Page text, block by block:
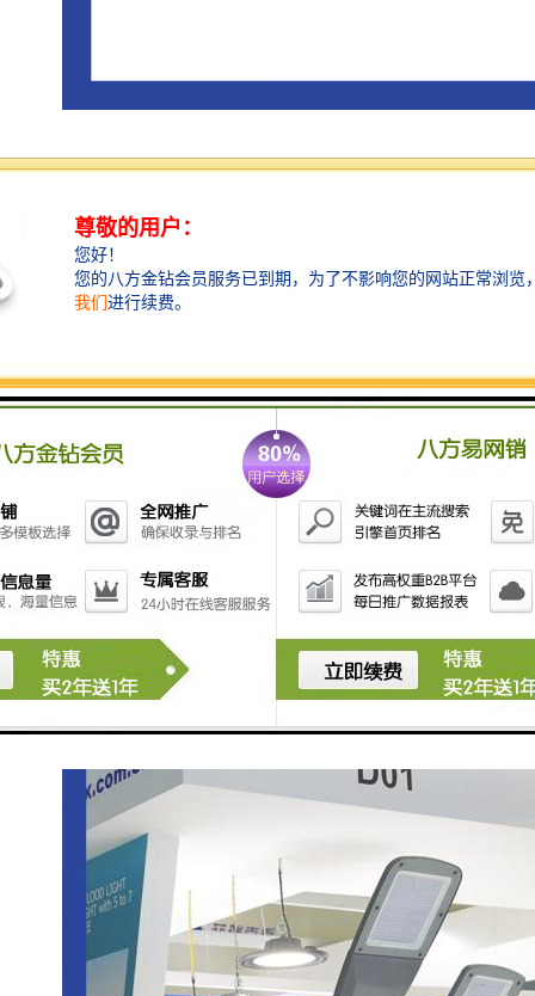
广州中际展览策划有限公司是一家的会展服务机构，策
广告、标识、网印、影像、LED、照明、光电、灯光、
音响、电子等国际展览会及会议的组织服务。公司拥有
一支富有活力、协同、锐意进取、责任感强的高素质人
项目的策划、运作及管理有着丰富的经验，并与国内外
众多行业机构和国际展览公司建立了良好的战略合作关
系。